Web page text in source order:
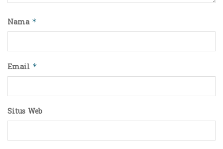
Nama *
Email *
Situs Web